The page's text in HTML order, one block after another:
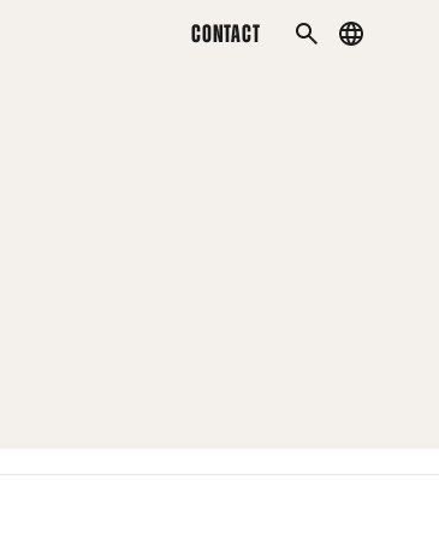
CONTACT
SEARCHCountry